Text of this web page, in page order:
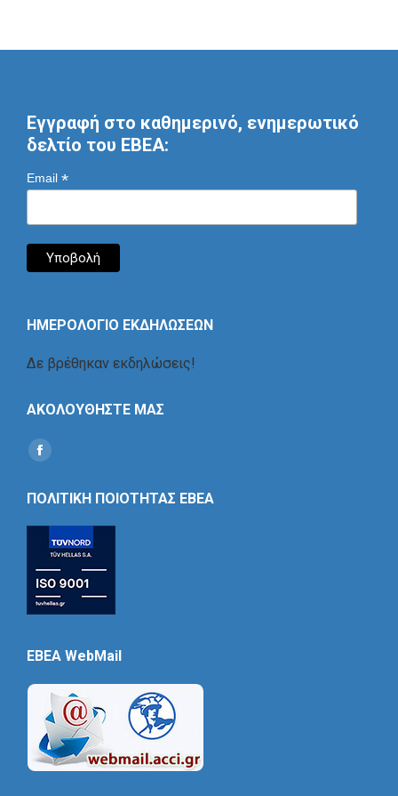
Εγγραφή στο καθημερινό, ενημερωτικό
δελτίο του ΕΒΕΑ:
Email *
ΗΜΕΡΟΛΟΓΙΟ ΕΚΔΗΛΩΣΕΩΝ
Δε βρέθηκαν εκδηλώσεις!
ΑΚΟΛΟΥΘΗΣΤΕ ΜΑΣ
Find us on:
Social
ΠΟΛΙΤΙΚΗ ΠΟΙΟΤΗΤΑΣ ΕΒΕΑ
EBEA WebMail